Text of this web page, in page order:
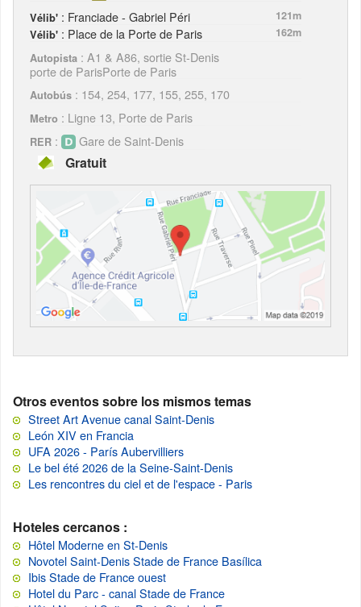
Vélib' : Franciade - Gabriel Péri
121m
Vélib' : Place de la Porte de Paris
162m
Autopista : A1 & A86, sortie St-Denis
porte de ParisPorte de Paris
Autobús : 154, 254, 177, 155, 255, 170
Metro : Ligne 13, Porte de Paris
RER : Gare de Saint-Denis
Gratuit
Otros eventos sobre los mismos temas
Street Art Avenue canal Saint-Denis
León XIV en Francia
UFA 2026 - París Aubervilliers
Le bel été 2026 de la Seine-Saint-Denis
Les rencontres du ciel et de l'espace - Paris
Hoteles cercanos :
Hôtel Moderne en St-Denis
Novotel Saint-Denis Stade de France Basílica
Ibis Stade de France ouest
Hotel du Parc - canal Stade de France